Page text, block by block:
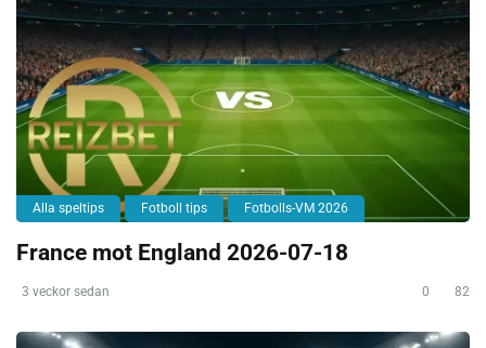
Alla speltips Fotboll tips Fotbolls-VM 2026
France mot England 2026-07-18
3 veckor sedan 0 82